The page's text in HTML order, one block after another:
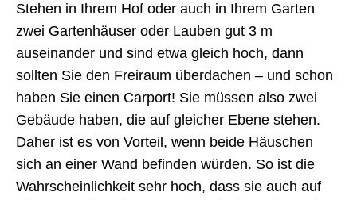
Stehen in Ihrem Hof oder auch in Ihrem Garten
zwei Gartenhäuser oder Lauben gut 3 m
auseinander und sind etwa gleich hoch, dann
sollten Sie den Freiraum überdachen – und schon
haben Sie einen Carport! Sie müssen also zwei
Gebäude haben, die auf gleicher Ebene stehen.
Daher ist es von Vorteil, wenn beide Häuschen
sich an einer Wand befinden würden. So ist die
Wahrscheinlichkeit sehr hoch, dass sie auch auf